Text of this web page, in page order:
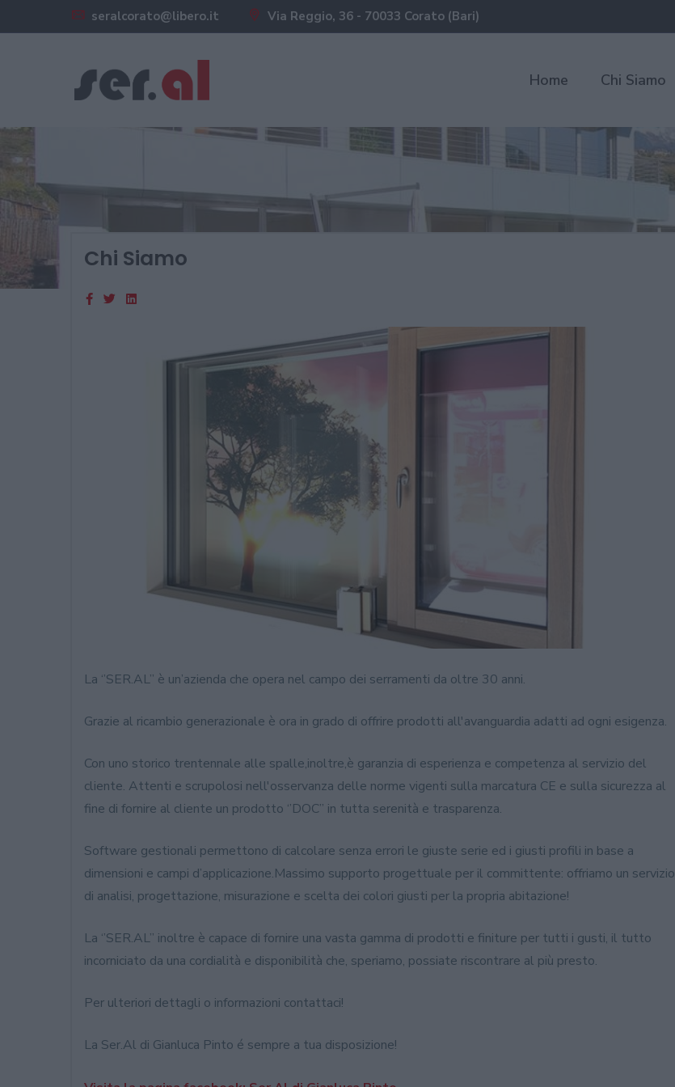
seralcorato@libero.it Via Reggio, 36 - 70033 Corato (Bari)
Home Chi Siamo
Chi Siamo
La ‘’SER.AL’’ è un’azienda che opera nel campo dei serramenti da oltre 30 anni.
Grazie al ricambio generazionale è ora in grado di offrire prodotti all'avanguardia adatti ad ogni esigenza.
Con uno storico trentennale alle spalle,inoltre,è garanzia di esperienza e competenza al servizio del
cliente. Attenti e scrupolosi nell'osservanza delle norme vigenti sulla marcatura CE e sulla sicurezza al
fine di fornire al cliente un prodotto ‘’DOC’’ in tutta serenità e trasparenza.
Software gestionali permettono di calcolare senza errori le giuste serie ed i giusti profili in base a
dimensioni e campi d’applicazione.Massimo supporto progettuale per il committente: offriamo un servizio
di analisi, progettazione, misurazione e scelta dei colori giusti per la propria abitazione!
La ‘’SER.AL’’ inoltre è capace di fornire una vasta gamma di prodotti e finiture per tutti i gusti, il tutto
incorniciato da una cordialità e disponibilità che, speriamo, possiate riscontrare al più presto.
Per ulteriori dettagli o informazioni contattaci!
La Ser.Al di Gianluca Pinto é sempre a tua disposizione!